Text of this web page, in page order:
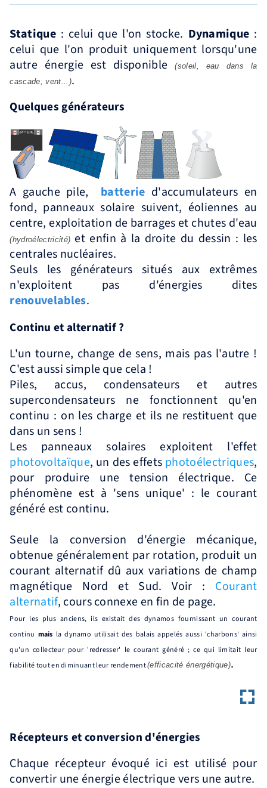
Statique: celui que l'on stocke. Dynamique :
celui que l'on produit uniquement lorsqu'une
autre énergie est disponible(soleil, eau dans la
cascade, vent...).
Quelques générateurs
A gauche pile, batterie d'accumulateurs en
fond, panneaux solaire suivent, éoliennes au
centre, exploitation de barrages et chutes d'eau
(hydroélectricité) et enfin à la droite du dessin : les
centrales nucléaires.
Seuls les générateurs situés aux extrêmes
n'exploitent pas d'énergies dites
renouvelables.
Continu et alternatif ?
L'un tourne, change de sens, mais pas l'autre !
C'est aussi simple que cela !
Piles, accus, condensateurs et autres
supercondensateurs ne fonctionnent qu'en
continu : on les charge et ils ne restituent que
dans un sens !
Les panneaux solaires exploitent l'effet
photovoltaïque, un des effets photoélectriques,
pour produire une tension électrique. Ce
phénomène est à 'sens unique' : le courant
généré est continu.
Seule la conversion d'énergie mécanique,
obtenue généralement par rotation, produit un
courant alternatif dû aux variations de champ
magnétique Nord et Sud. Voir : Courant
alternatif, cours connexe en fin de page.
Pour les plus anciens, ils existait des dynamos fournissant un courant
continu mais la dynamo utilisait des balais appelés aussi 'charbons' ainsi
qu'un collecteur pour 'redresser' le courant généré ; ce qui limitait leur
fiabilité tout en diminuant leur rendement(efficacité énergétique).
Récepteurs et conversion d'énergies
Chaque récepteur évoqué ici est utilisé pour
convertir une énergie électrique vers une autre.